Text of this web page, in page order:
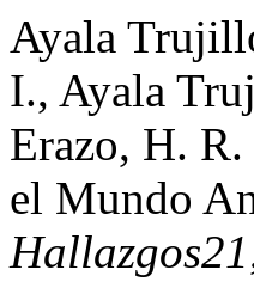
Ayala
I., Ayala
Erazo, H.
el Mundo
Hallazgos21